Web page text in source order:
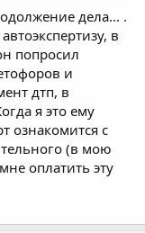
дела... .
в
попросил
и
дтп, в
я это ему
ознакомится с
(в мою
оплатить эту